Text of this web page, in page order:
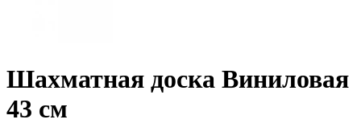
Шахматная доска Виниловая
43 см